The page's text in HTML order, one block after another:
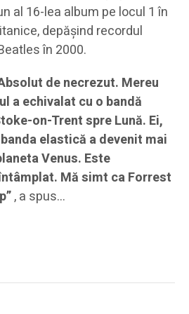
al 16-lea album pe locul 1 în
depășind recordul
în 2000.
de necrezut. Mereu
a echivalat cu o bandă
on-Trent spre Lună. Ei,
elastică a devenit mai
Venus. Este
Mă simt ca Forrest
, a spus…